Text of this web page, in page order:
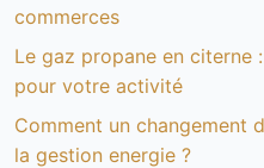
commerces
Le gaz propane en citerne
pour votre activité
Comment un changement
la gestion energie ?